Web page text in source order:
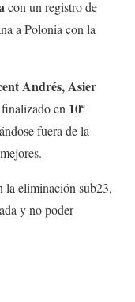
con un registro de
a Polonia con la
Andrés, Asier
en 10ª
fuera de la
la eliminación sub23,
y no poder